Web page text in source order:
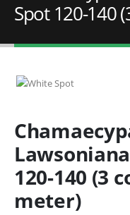
Spot 120-140
120-140 (3
meter)